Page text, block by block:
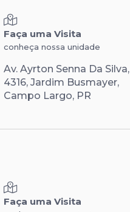
Faça uma Visita
conheça nossa unidade
Av. Ayrton Senna Da Silva,
4316, Jardim Busmayer,
Campo Largo, PR
Faça uma Visita